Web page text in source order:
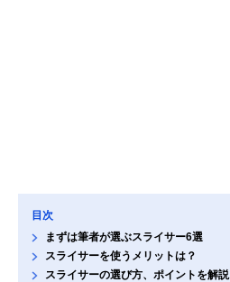
目次
まずは筆者が選ぶスライサー6選
スライサーを使うメリットは？
スライサーの選び方、ポイントを解説